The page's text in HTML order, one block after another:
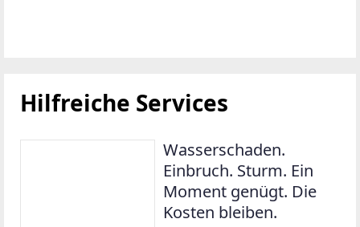
Hilfreiche Services
Wasserschaden.
Einbruch. Sturm. Ein
Moment genügt. Die
Kosten bleiben.